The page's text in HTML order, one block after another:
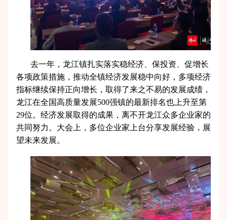
去一年，龙江镇扎实落实稳经济、保投资、促增长
各项政策措施，推动全镇经济发展稳中向好，多项经济
指标继续保持正向增长，取得了来之不易的发展成绩，
龙江在全国高质量发展500强镇的最新排名也上升至第
29位。经济发展取得的成果，离不开龙江众多企业家的
共同努力。大会上，多位企业家上台分享发展经验，展
望未来发展。